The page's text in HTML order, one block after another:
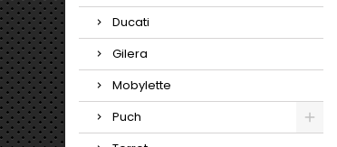
Ducati
Gilera
Mobylette
Puch